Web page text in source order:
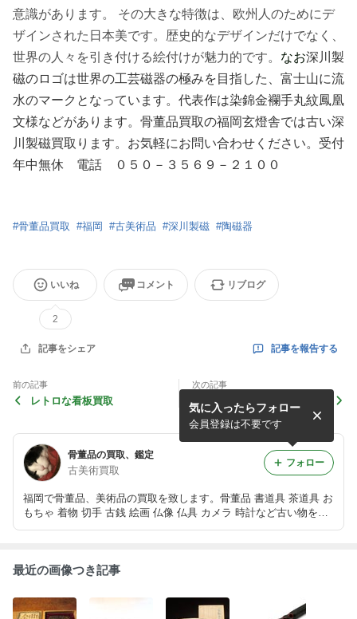
意識があります。 その大きな特徴は、欧州人のためにデ
ザインされた日本美です。歴史的なデザインだけでなく、
世界の人々を引き付ける絵付けが魅力的です。 なお深川製
磁のロゴは世界の工芸磁器の極みを目指した、富士山に流
水のマークとなっています。代表作は染錦金襴手丸紋鳳凰
文様などがあります。骨董品買取の福岡玄燈舎では古い深
川製磁買取ります。お気軽にお問い合わせください。受付
年中無休 電話 ０５０－３５６９－２１００
#骨董品買取 #福岡 #古美術品 #深川製磁 #陶磁器
いいね
2
コメント リブログ
記事をシェア 記事を報告する
前の記事
レトロな看板買取
次の記事
中国の古楽器買取！
骨董品の買取、鑑定
古美術買取
福岡で骨董品、美術品の買取を致します。骨董品 書道具 茶道具 お
もちゃ 着物 切手 古銭 絵画 仏像 仏具 カメラ 時計など古い物を無
料で出張鑑定致します。
気に入ったらフォロー
会員登録は不要です
フォロー
最近の画像つき記事